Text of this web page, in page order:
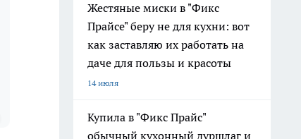
Жестяные миски в "Фикс
Прайсе" беру не для кухни: вот
как заставляю их работать на
даче для пользы и красоты
14 июля
Купила в "Фикс Прайс"
обычный кухонный дуршлаг и